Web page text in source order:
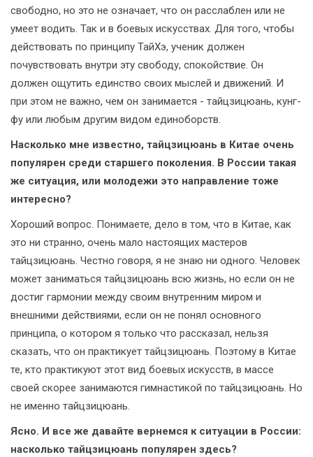
свободно, но это не означает, что он расслаблен или не
умеет водить. Так и в боевых искусствах. Для того, чтобы
действовать по принципу ТайХэ, ученик должен
почувствовать внутри эту свободу, спокойствие. Он
должен ощутить единство своих мыслей и движений. И
при этом не важно, чем он занимается - тайцзицюань, кунг-
фу или любым другим видом единоборств.
Насколько мне известно, тайцзицюань в Китае очень
популярен среди старшего поколения. В России такая
же ситуация, или молодежи это направление тоже
интересно?
Хороший вопрос. Понимаете, дело в том, что в Китае, как
это ни странно, очень мало настоящих мастеров
тайцзицюань. Честно говоря, я не знаю ни одного. Человек
может заниматься тайцзицюань всю жизнь, но если он не
достиг гармонии между своим внутренним миром и
внешними действиями, если он не понял основного
принципа, о котором я только что рассказал, нельзя
сказать, что он практикует тайцзицюань. Поэтому в Китае
те, кто практикуют этот вид боевых искусств, в массе
своей скорее занимаются гимнастикой по тайцзицюань. Но
не именно тайцзицюань.
Ясно. И все же давайте вернемся к ситуации в России:
насколько тайцзицюань популярен здесь?